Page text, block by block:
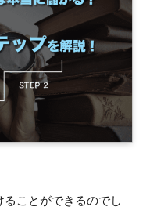
ことができるのでし